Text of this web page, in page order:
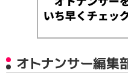
オトナンサー編集